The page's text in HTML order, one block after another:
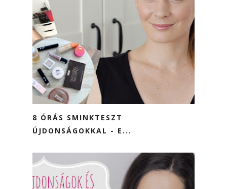
8 ÓRÁS SMINKTESZT
ÚJDONSÁGOKKAL - E...